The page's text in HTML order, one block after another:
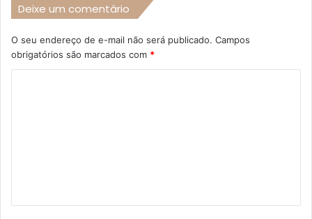
Deixe um comentário
O seu endereço de e-mail não será publicado. Campos
obrigatórios são marcados com *
á